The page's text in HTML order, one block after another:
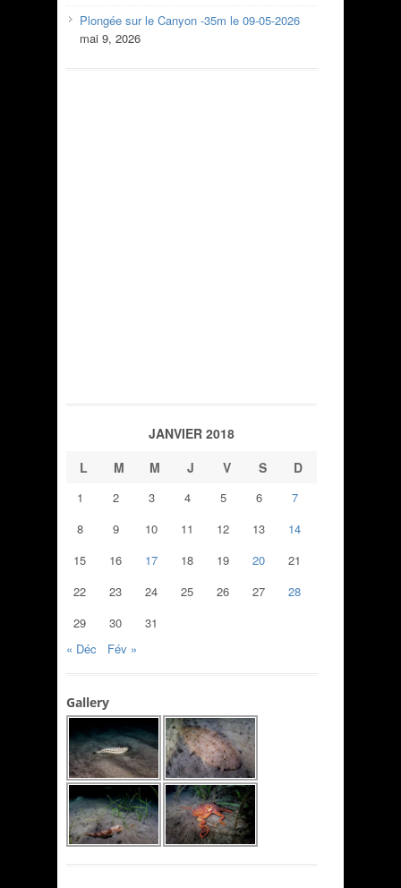
Plongée sur le Canyon -35m le 09-05-2026
mai 9, 2026
JANVIER 2018
L
M M J V S D
1 2 3 4 5 6
7
8
9 10 11 12 13
14
15
16 17 18 19 20
21
22
23 24 25 26 27
28
29
30
31
« Déc
Fév »
Gallery